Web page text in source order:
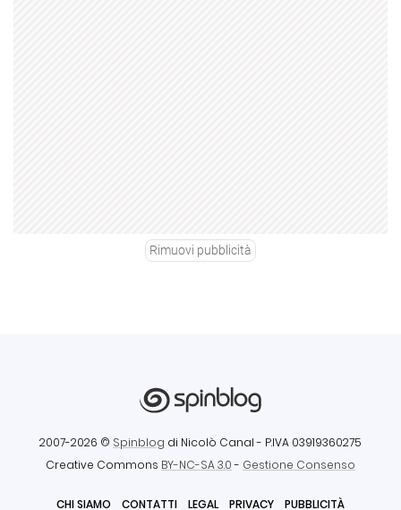
Rimuovi pubblicità
2007-2026 © Spinblog di Nicolò Canal - P.IVA 03919360275
Creative Commons BY-NC-SA 3.0- Gestione Consenso
CHI SIAMO CONTATTI LEGAL PRIVACY PUBBLICITÀ